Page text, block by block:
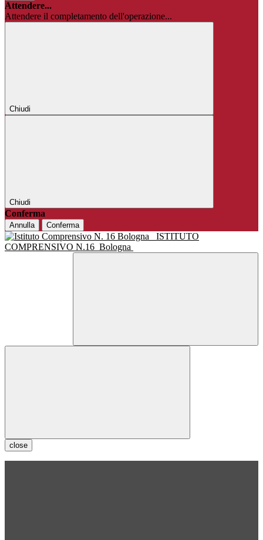
Attendere...
Attendere il completamento dell'operazione...
Chiudi
Chiudi
Conferma
Annulla Conferma
ISTITUTO
COMPRENSIVO N.16 Bologna
close